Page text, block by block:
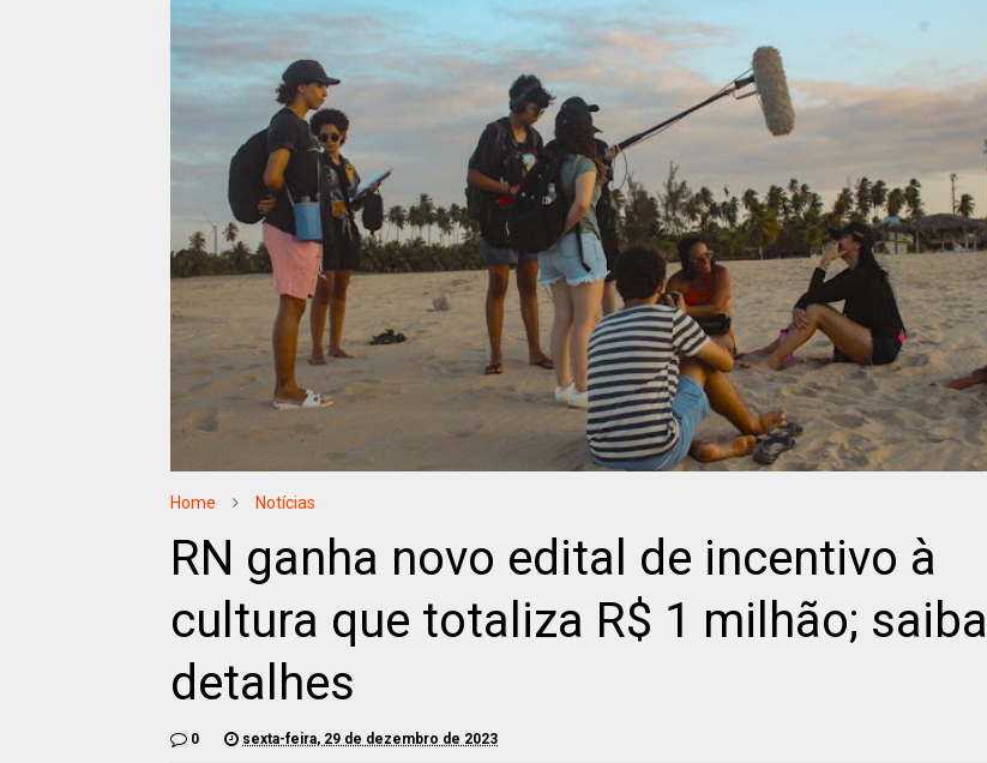
Home Notícias
RN ganha novo edital de incentivo à
cultura que totaliza R$ 1 milhão; saiba
detalhes
0 sexta-feira, 29 de dezembro de 2023